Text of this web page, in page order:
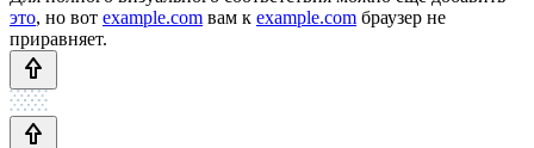
это, но вот еxample.com вам к example.com браузер не
приравняет.